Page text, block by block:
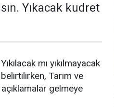
Yıkacak kudret
mı yıkılmayacak
Tarım ve
gelmeye